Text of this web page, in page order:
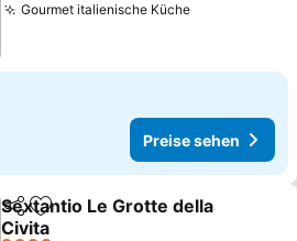
Gourmet italienische KüchePreise sehen
Preise sehen
TeilenZu Favoriten hinzufügen
Sextantio Le Grotte della
Civita